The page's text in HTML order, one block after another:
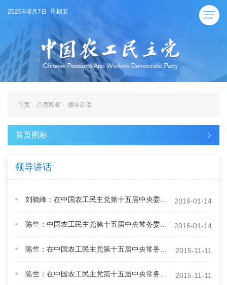
2026年8月7日 星期五
首页 - 首页图标 - 领导讲话
首页图标
领导讲话
2016-01-14
刘晓峰：在中国农工民主党第十五届中央委员会第四次全体会议闭幕会上的讲话
2016-01-14
陈竺：中国农工民主党第十五届中央常务委员会2015年工作报告
2015-11-11
陈竺：在中国农工民主党第十五届中央常务委员会第十一次会议闭幕会上的讲话
2015-11-11
陈竺：在中国农工民主党第十五届中央常务委员会第十一次会议闭幕会上的讲话